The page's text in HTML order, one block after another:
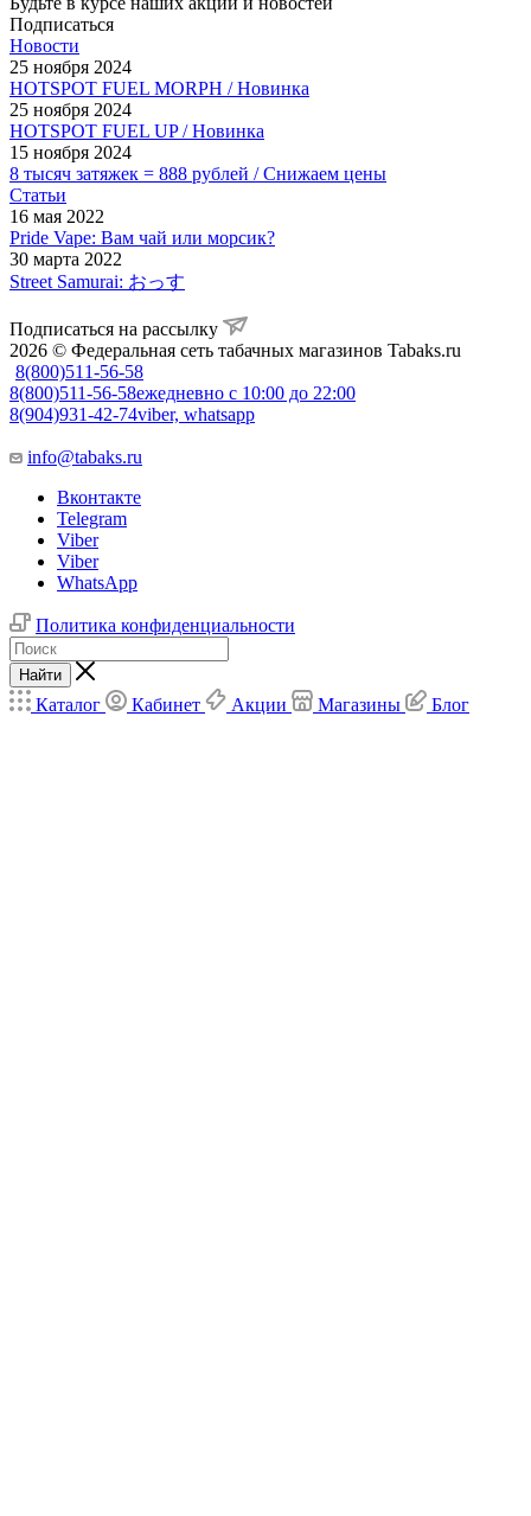
Подписаться
Новости
25 ноября 2024
HOTSPOT FUEL MORPH / Новинка
25 ноября 2024
HOTSPOT FUEL UP / Новинка
15 ноября 2024
8 тысяч затяжек = 888 рублей / Снижаем цены
Статьи
16 мая 2022
Pride Vape: Вам чай или морсик?
30 марта 2022
Street Samurai: おっす
Подписаться на рассылку
2026 © Федеральная сеть табачных магазинов Tabaks.ru
8(800)511-56-58
8(800)511-56-58ежедневно с 10:00 до 22:00
8(904)931-42-74viber, whatsapp
info@tabaks.ru
Вконтакте
Telegram
Viber
Viber
WhatsApp
Политика конфиденциальности
Найти
Каталог Кабинет Акции Магазины Блог